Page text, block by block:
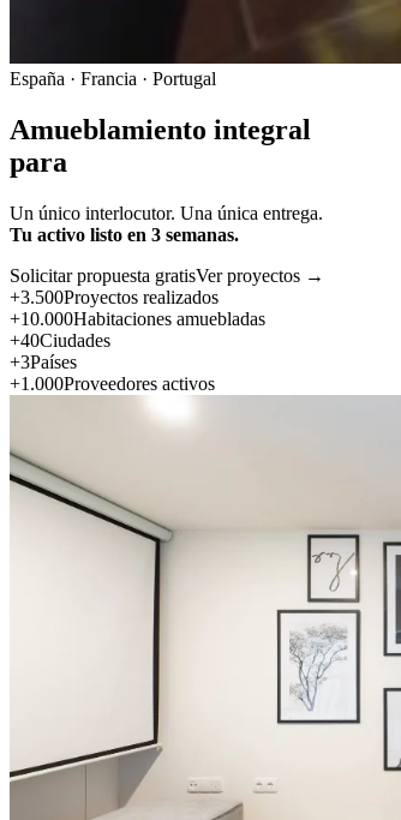
España · Francia · Portugal
Amueblamiento integral
para
Un único interlocutor. Una única entrega.
Tu activo listo en 3 semanas.
Solicitar propuesta gratisVer proyectos →
+3.500Proyectos realizados
+10.000Habitaciones amuebladas
+40Ciudades
+3Países
+1.000Proveedores activos